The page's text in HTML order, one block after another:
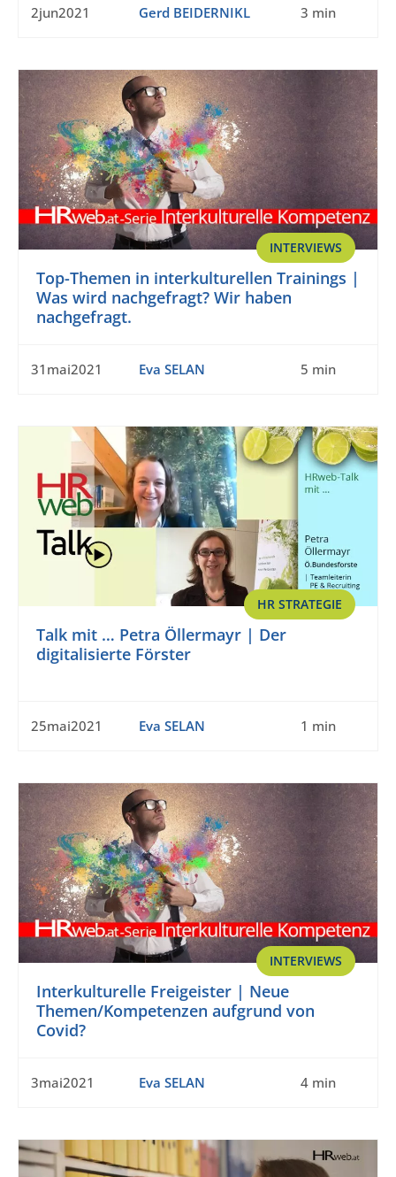
2jun2021 Gerd BEIDERNIKL 3 min
INTERVIEWS
Top-Themen in interkulturellen Trainings |
Was wird nachgefragt? Wir haben
nachgefragt.
31mai2021 Eva SELAN 5 min
HR STRATEGIE
Talk mit … Petra Öllermayr | Der
digitalisierte Förster
25mai2021 Eva SELAN 1 min
INTERVIEWS
Interkulturelle Freigeister | Neue
Themen/Kompetenzen aufgrund von
Covid?
3mai2021 Eva SELAN 4 min